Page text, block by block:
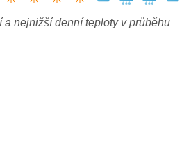
a nejnižší denní teploty v průběhu